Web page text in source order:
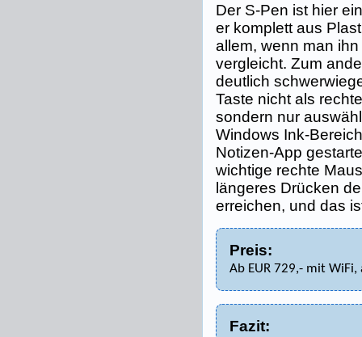
Der S-Pen ist hier
er komplett aus
allem, wenn man
vergleicht. Zum
deutlich
Taste nicht als
sondern nur
Windows Ink-
Notizen-App
wichtige rechte
längeres Drücken
erreichen, und das
Preis:
Ab EUR 729,- mit
Fazit: